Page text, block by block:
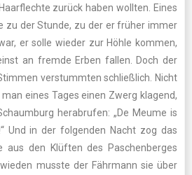
zurück haben wollten. Eines
zu der Stunde, zu der er früher immer
er solle wieder zur Höhle kommen,
an fremde Erben fallen. Doch der
verstummten schließlich. Nicht
eines Tages einen Zwerg klagend,
herabrufen: „De Meume is
Und in der folgenden Nacht zog das
aus den Klüften des Paschenberges
musste der Fährmann sie über